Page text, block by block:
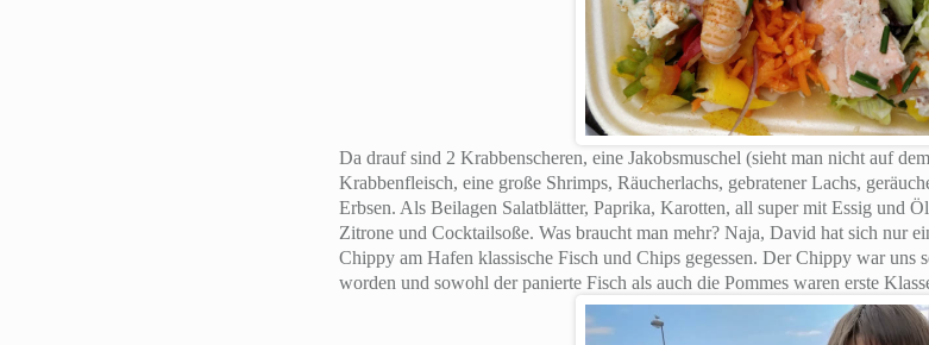
Da drauf sind 2 Krabbenscheren, eine Jakobsmuschel (sieht man nicht auf
Krabbenfleisch, eine große Shrimps, Räucherlachs, gebratener Lachs,
Erbsen. Als Beilagen Salatblätter, Paprika, Karotten, all super mit Essig und
Zitrone und Cocktailsoße. Was braucht man mehr? Naja, David hat sich nur
Chippy am Hafen klassische Fisch und Chips gegessen. Der Chippy war uns
worden und sowohl der panierte Fisch als auch die Pommes waren erste